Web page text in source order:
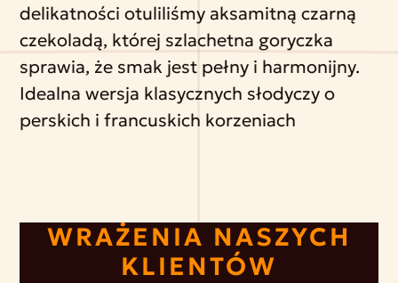
delikatności otuliliśmy aksamitną czarną
czekoladą, której szlachetna goryczka
sprawia, że smak jest pełny i harmonijny.
Idealna wersja klasycznych słodyczy o
perskich i francuskich korzeniach
WRAŻENIA NASZYCH
KLIENTÓW